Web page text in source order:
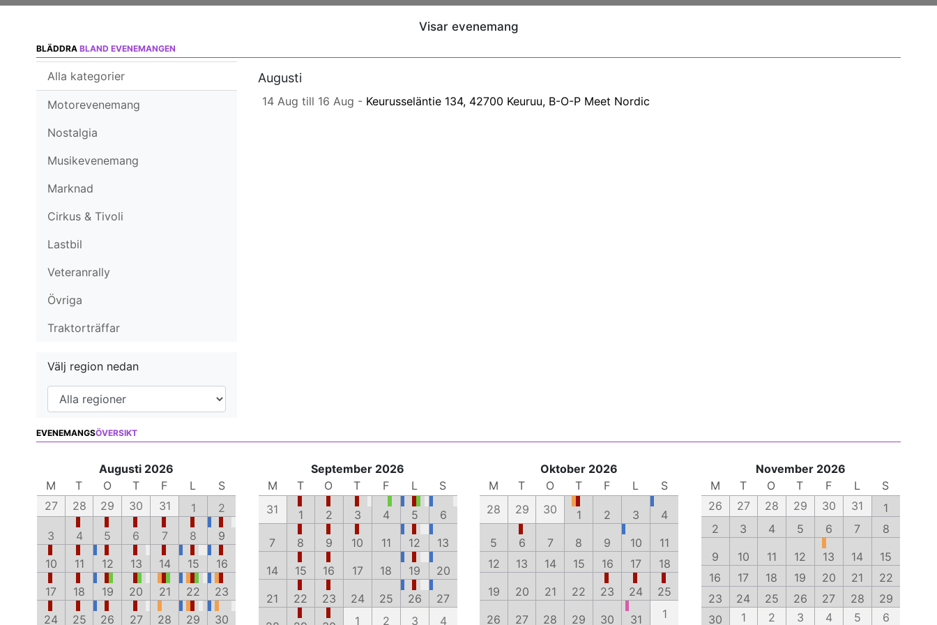
Visar evenemang
BLÄDDRA BLAND EVENEMANGEN
Alla kategorier
Motorevenemang
Nostalgia
Musikevenemang
Marknad
Cirkus & Tivoli
Lastbil
Veteranrally
Övriga
Traktorträffar
Välj region nedan
Augusti
14 Aug till 16 Aug - Keurusseläntie 134, 42700 Keuruu, B-O-P Meet Nordic
EVENEMANGSÖVERSIKT
Augusti 2026
M
T O T F L
S
27
28 29 30 31 1
2
3
4 5 6 7 8
9
10
11 12 13 14 15
16
17
18 19 20 21 22
23
24
25 26 27 28 29 30
September 2026
M
T O T F L
S
31
1 2 3 4 5
6
7
8 9 10 11 12
13
14
15 16 17 18 19
20
21
22 23 24 25 26
27
1 2 3 4
Oktober 2026
M
T O T F L
S
28
29 30 1 2 3
4
5
6 7 8 9 10
11
12
13 14 15 16 17
18
19
20 21 22 23 24
25
26
27 28 29 30 31 1
November 2026
M
T O T F L
S
26
27 28 29 30 31
1
2
3 4 5 6 7
8
9
10 11 12 13 14
15
16
17 18 19 20 21
22
23
24 25 26 27 28
29
30
1 2 3 4 5 6